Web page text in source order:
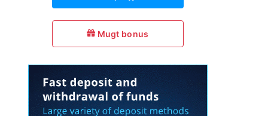
Mugt bonus